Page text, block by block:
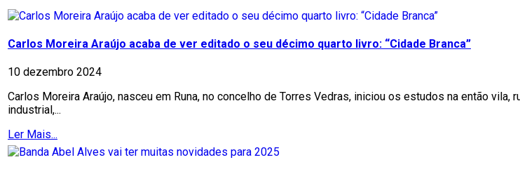
Carlos Moreira Araújo acaba de ver editado o seu décimo quarto livro: “Cidade Branca”
10 dezembro 2024
Carlos Moreira Araújo, nasceu em Runa, no concelho de Torres Vedras, iniciou os estudos na então
industrial,...
Ler Mais...